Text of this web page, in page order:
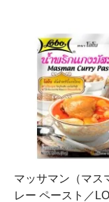
マッサマン（マス
レー ペースト／